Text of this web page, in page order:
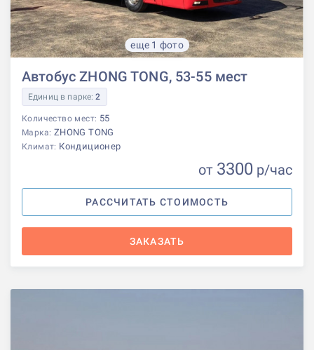
еще 1 фото
Автобус ZHONG TONG, 53-55 мест
Единиц в парке:2
Количество мест: 55
Марка: ZHONG TONG
Климат: Кондиционер
от 3300 р/час
РАССЧИТАТЬ СТОИМОСТЬ
ЗАКАЗАТЬ